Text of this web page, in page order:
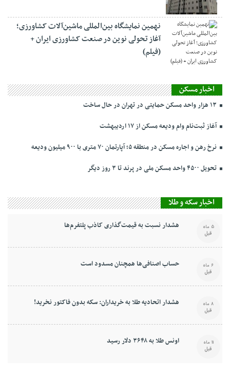
نهمین نمایشگاه بین‌المللی ماشین‌آلات کشاورزی؛
آغاز تحولی نوین در صنعت کشاورزی ایران +
(فیلم)
اخبار مسکن
آغاز ثبت‌نام وام ودیعه مسکن از ۱۷ اردیبهشت
نرخ‌ رهن و اجاره مسکن در منطقه ۵؛ آپارتمان ۷۰ متری با ۹۰۰ میلیون ودیعه
تحویل ۴۵۰۰ واحد مسکن ملی در پرند تا ۳ روز دیگر
اخبار سکه و طلا
هشدار نسبت به قیمت‌گذاری کاذب پلتفرم‌ها 5 ماه
قبل
حساب اصنافی‌ها همچنان مسدود است 6 ماه
قبل
هشدار اتحادیه طلا به خریداران: سکه بدون فاکتور نخرید! 8 ماه
قبل
اونس طلا به ۳۶۴۸ دلار رسید 11 ماه
قبل